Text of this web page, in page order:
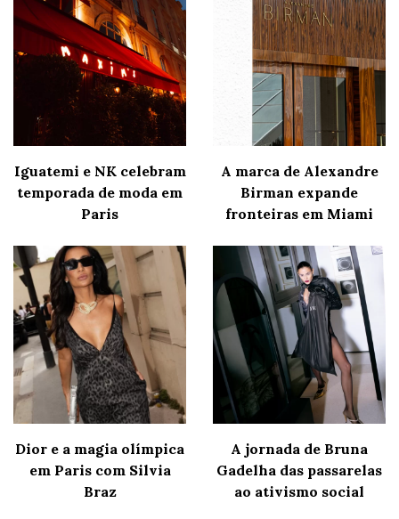
Iguatemi e NK celebram
temporada de moda em
Paris
A marca de Alexandre
Birman expande
fronteiras em Miami
Dior e a magia olímpica
em Paris com Silvia
Braz
A jornada de Bruna
Gadelha das passarelas
ao ativismo social